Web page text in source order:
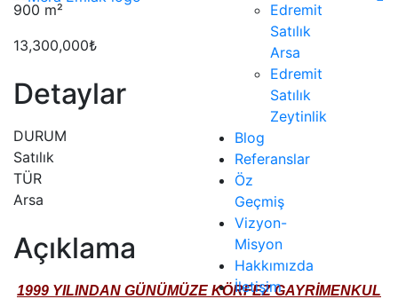
Edremit
Satılık
Arsa
Edremit
Satılık
Zeytinlik
Blog
Referanslar
Öz
Geçmiş
Vizyon-
Misyon
Hakkımızda
İletişim
900 m²
13,300,000₺
Detaylar
DURUM
Satılık
TÜR
Arsa
Açıklama
1999 YILINDAN GÜNÜMÜZE KÖRFEZ GAYRİMENKUL